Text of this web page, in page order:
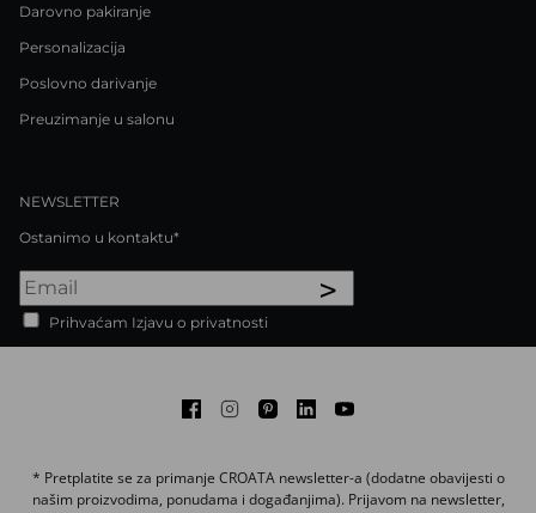
Darovno pakiranje
Personalizacija
Poslovno darivanje
Preuzimanje u salonu
NEWSLETTER
Ostanimo u kontaktu*
>
Prihvaćam Izjavu o privatnosti
FacebookInstagram
PinterestLinkedInYoutube
* Pretplatite se za primanje CROATA newsletter-a (dodatne obavijesti o
našim proizvodima, ponudama i događanjima). Prijavom na newsletter,